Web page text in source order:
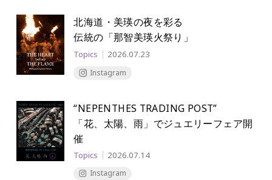
北海道・美瑛の夜を彩る
伝統の「那智美瑛火祭り」
Topics 2026.07.23
Instagram
“NEPENTHES TRADING POST”
「花、太陽、雨」でジュエリーフェア開
催
Topics 2026.07.14
Instagram